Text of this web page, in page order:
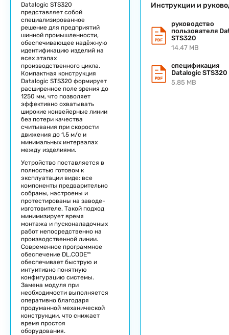
Datalogic STS320
представляет собой
специализированное
решение для предприятий
шинной промышленности,
обеспечивающее надёжную
идентификацию изделий на
всех этапах
производственного цикла.
Компактная конструкция
Datalogic STS320 формирует
расширенное поле зрения до
1250 мм, что позволяет
эффективно охватывать
широкие конвейерные линии
без потери качества
считывания при скорости
движения до 1,5 м/с и
минимальных интервалах
между изделиями.
Устройство поставляется в
полностью готовом к
эксплуатации виде: все
компоненты предварительно
собраны, настроены и
протестированы на заводе-
изготовителе. Такой подход
минимизирует время
монтажа и пусконаладочных
работ непосредственно на
производственной линии.
Современное программное
обеспечение DL.CODE™
обеспечивает быструю и
интуитивно понятную
конфигурацию системы.
Замена модуля при
необходимости выполняется
оперативно благодаря
продуманной механической
конструкции, что снижает
время простоя
оборудования.
Инструкции и
руководство
пользователя
STS320
14.47 MB
спецификация
Datalogic STS320
5.85 MB